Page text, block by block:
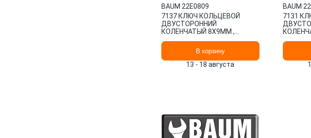
BAUM·22E0809
7137 КЛЮЧ КОЛЬЦЕВОЙ
ДВУСТОРОННИЙ
КОЛЕНЧАТЫЙ 8Х9ММ ,
22E0809 BAUMВ корзину
13 - 18 августа
BAUM·
7131
22E1011